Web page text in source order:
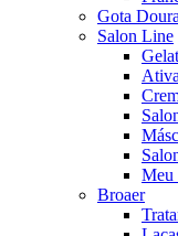
Gota
Salon Line
Meu
Broaer